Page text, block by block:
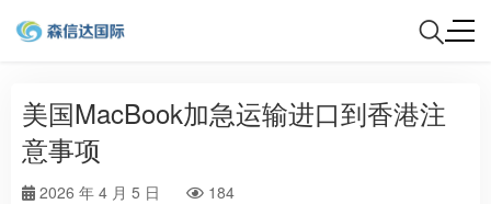
美国MacBook加急运输进口到香港注
意事项
2026 年 4 月 5 日 184